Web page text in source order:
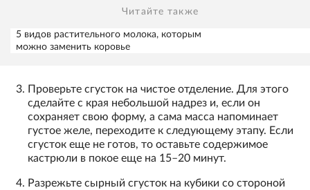
Читайте также
5 видов растительного молока, которым
можно заменить коровье
Проверьте сгусток на чистое отделение. Для этого
сделайте с края небольшой надрез и, если он
сохраняет свою форму, а сама масса напоминает
густое желе, переходите к следующему этапу. Если
сгусток еще не готов, то оставьте содержимое
кастрюли в покое еще на 15–20 минут.
Разрежьте сырный сгусток на кубики со стороной